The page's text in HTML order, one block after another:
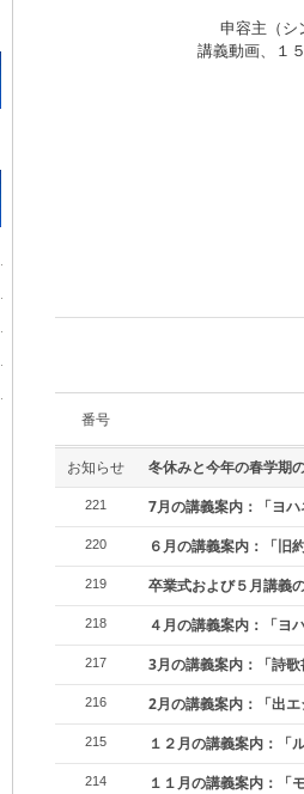
申容主（シ
講義動画、１
番号
お知らせ 冬休みと今年の春学期
221 7月の講義案内：「ヨ
220 ６月の講義案内：「旧
219 卒業式および５月講義
218 ４月の講義案内：「ヨ
217 3月の講義案内：「詩
216 2月の講義案内：「出
215 １２月の講義案内：「
214 １１月の講義案内：「